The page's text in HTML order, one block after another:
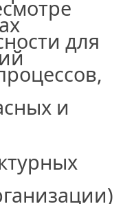
для
и
)